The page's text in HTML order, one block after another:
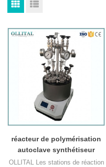
réacteur de polymérisation
autoclave synthétiseur
parallèle de laboratoire en
OLLITAL Les stations de réaction